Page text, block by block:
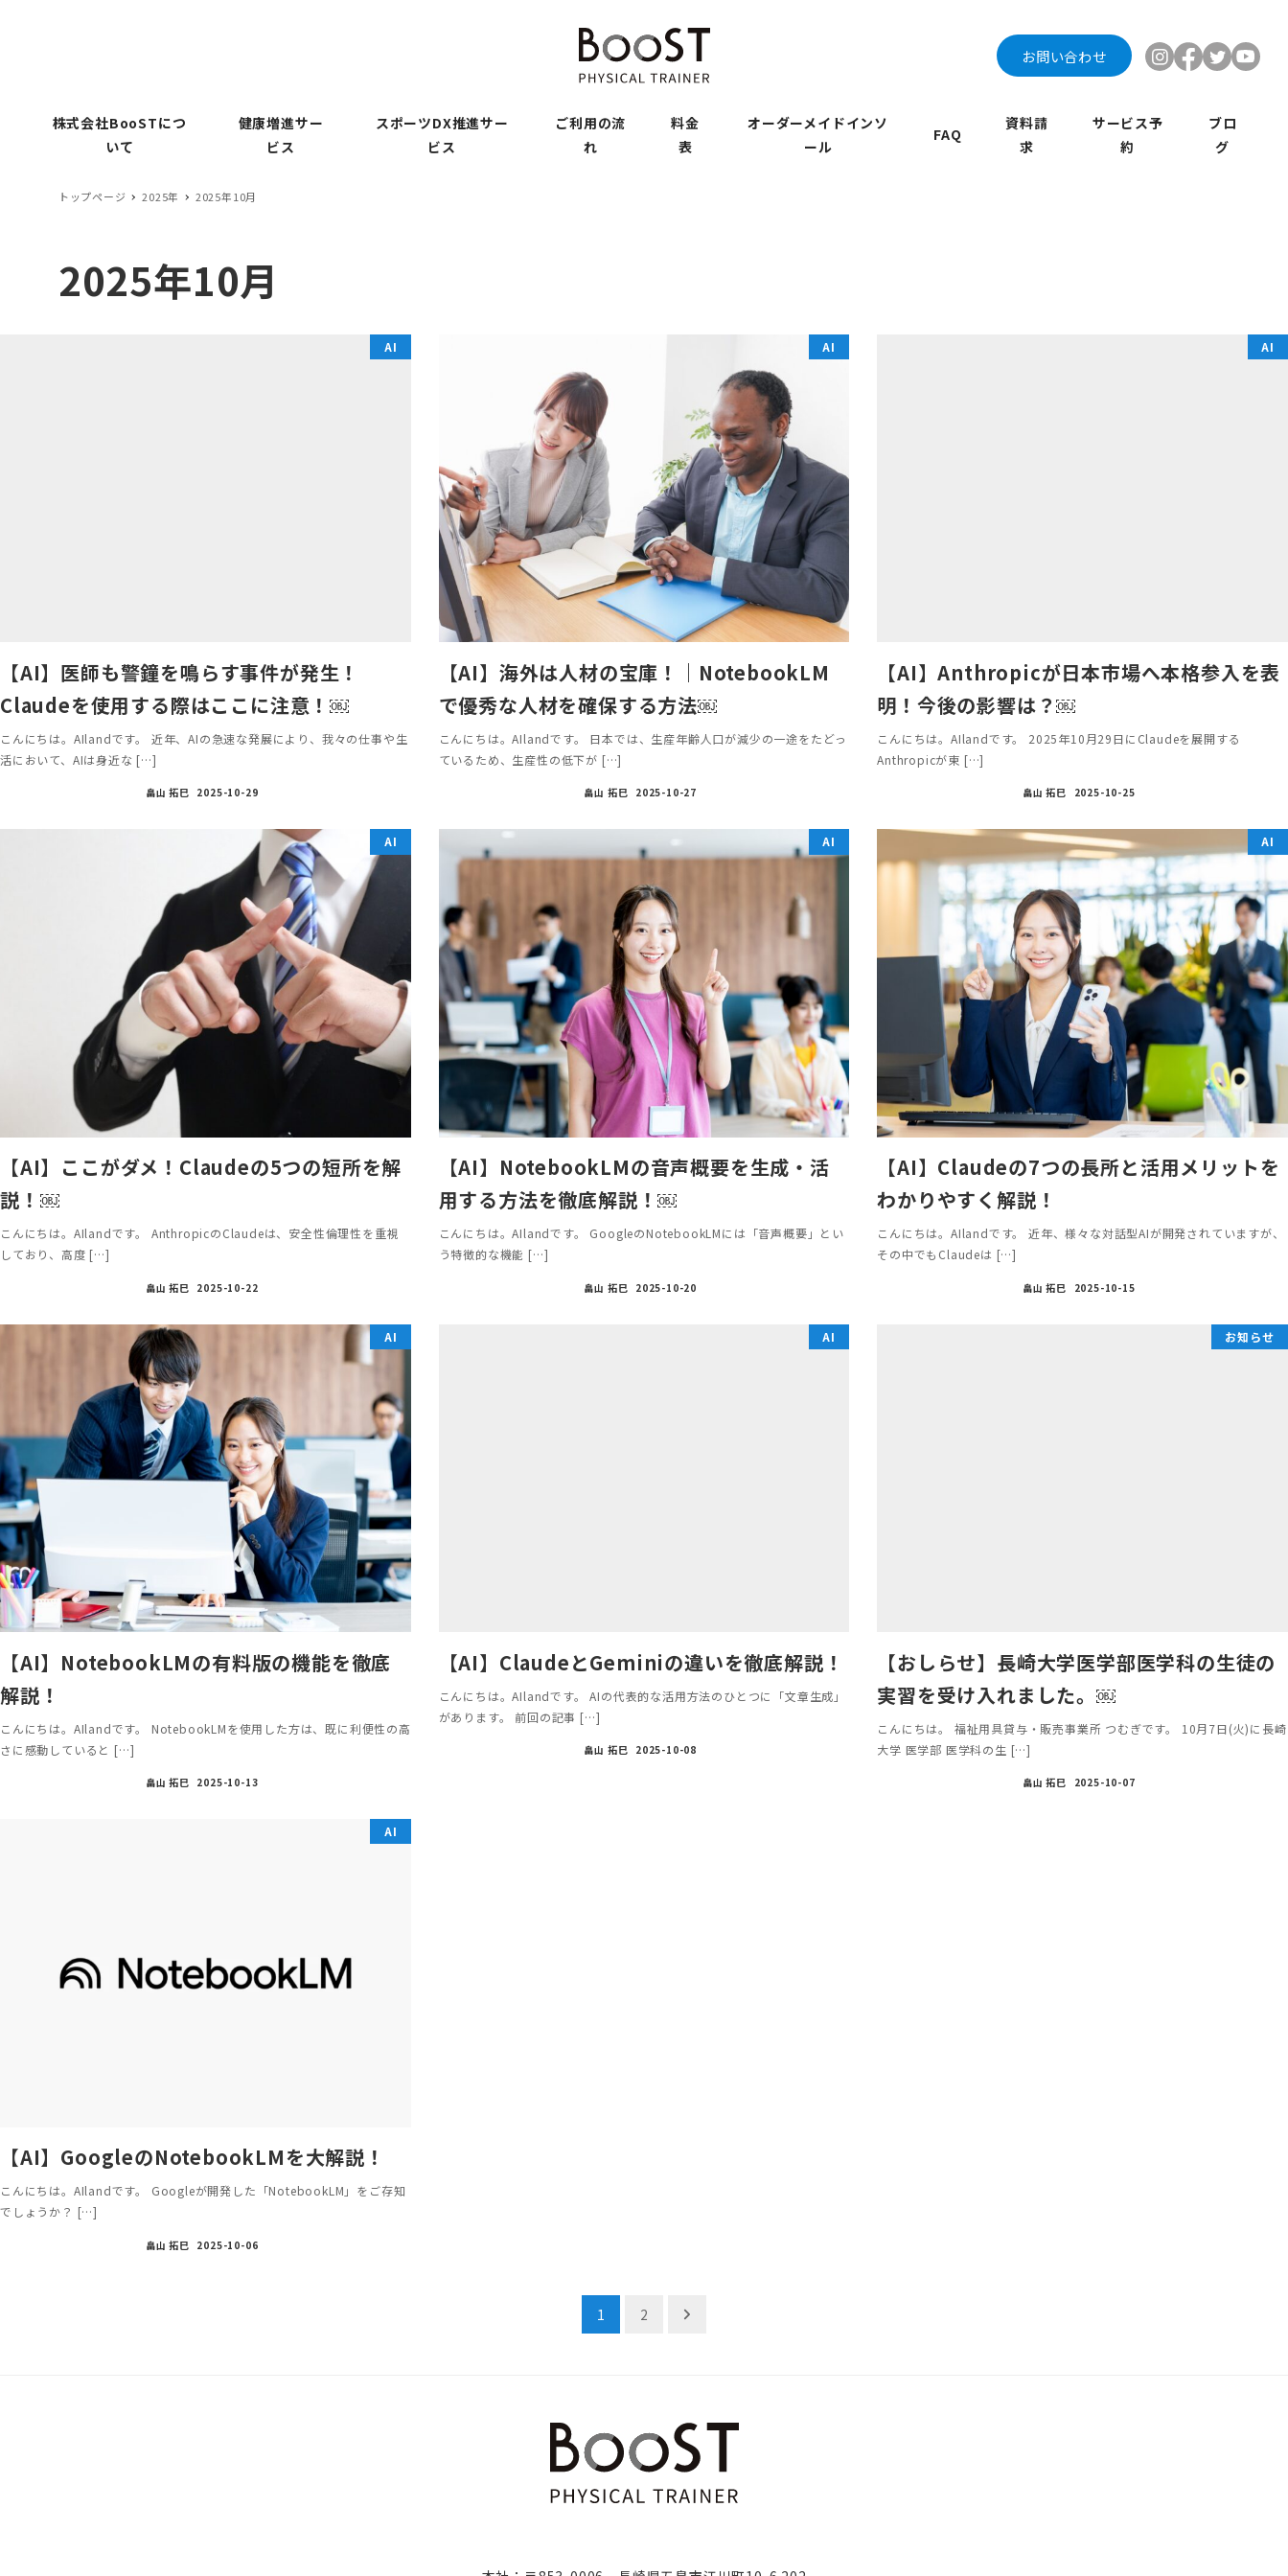
お問い合わせ
株式会社BooSTにつ
いて
健康増進サー
ビス
スポーツDX推進サー
ビス
ご利用の流
れ
料金
表
オーダーメイドインソ
ール
FAQ
資料請
求
サービス予
約
ブロ
グ
トップページ 2025年 2025年10月
2025年10月
AI
【AI】医師も警鐘を鳴らす事件が発生！
Claudeを使用する際はここに注意！￼
こんにちは。AIlandです。 近年、AIの急速な発展により、我々の仕事や生
活において、AIは身近な […]
畠山 拓巳 2025-10-29
AI
【AI】海外は人材の宝庫！｜NotebookLM
で優秀な人材を確保する方法￼
こんにちは。AIlandです。 日本では、生産年齢人口が減少の一途をたどっ
ているため、生産性の低下が […]
畠山 拓巳 2025-10-27
AI
【AI】Anthropicが日本市場へ本格参入を表
明！今後の影響は？￼
こんにちは。AIlandです。 2025年10月29日にClaudeを展開する
Anthropicが東 […]
畠山 拓巳 2025-10-25
AI
【AI】ここがダメ！Claudeの5つの短所を解
説！￼
こんにちは。AIlandです。 AnthropicのClaudeは、安全性倫理性を重視
しており、高度 […]
畠山 拓巳 2025-10-22
AI
【AI】NotebookLMの音声概要を生成・活
用する方法を徹底解説！￼
こんにちは。AIlandです。 GoogleのNotebookLMには「音声概要」とい
う特徴的な機能 […]
畠山 拓巳 2025-10-20
AI
【AI】Claudeの7つの長所と活用メリットを
わかりやすく解説！
こんにちは。AIlandです。 近年、様々な対話型AIが開発されていますが、
その中でもClaudeは […]
畠山 拓巳 2025-10-15
AI
【AI】NotebookLMの有料版の機能を徹底
解説！
こんにちは。AIlandです。 NotebookLMを使用した方は、既に利便性の高
さに感動していると […]
畠山 拓巳 2025-10-13
AI
【AI】ClaudeとGeminiの違いを徹底解説！
こんにちは。AIlandです。 AIの代表的な活用方法のひとつに「文章生成」
があります。 前回の記事 […]
畠山 拓巳 2025-10-08
お知らせ
【おしらせ】長崎大学医学部医学科の生徒の
実習を受け入れました。￼
こんにちは。 福祉用具貸与・販売事業所 つむぎです。 10月7日(火)に長崎
大学 医学部 医学科の生 […]
畠山 拓巳 2025-10-07
AI
【AI】GoogleのNotebookLMを大解説！
こんにちは。AIlandです。 Googleが開発した「NotebookLM」をご存知
でしょうか？ […]
畠山 拓巳 2025-10-06
1 2